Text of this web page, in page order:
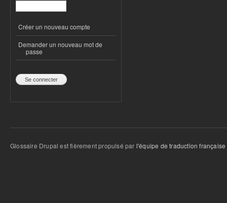
Créer un nouveau compte
Demander un nouveau mot de
passe
Glossaire Drupal est fièrement propulsé par l'équipe de traduction française